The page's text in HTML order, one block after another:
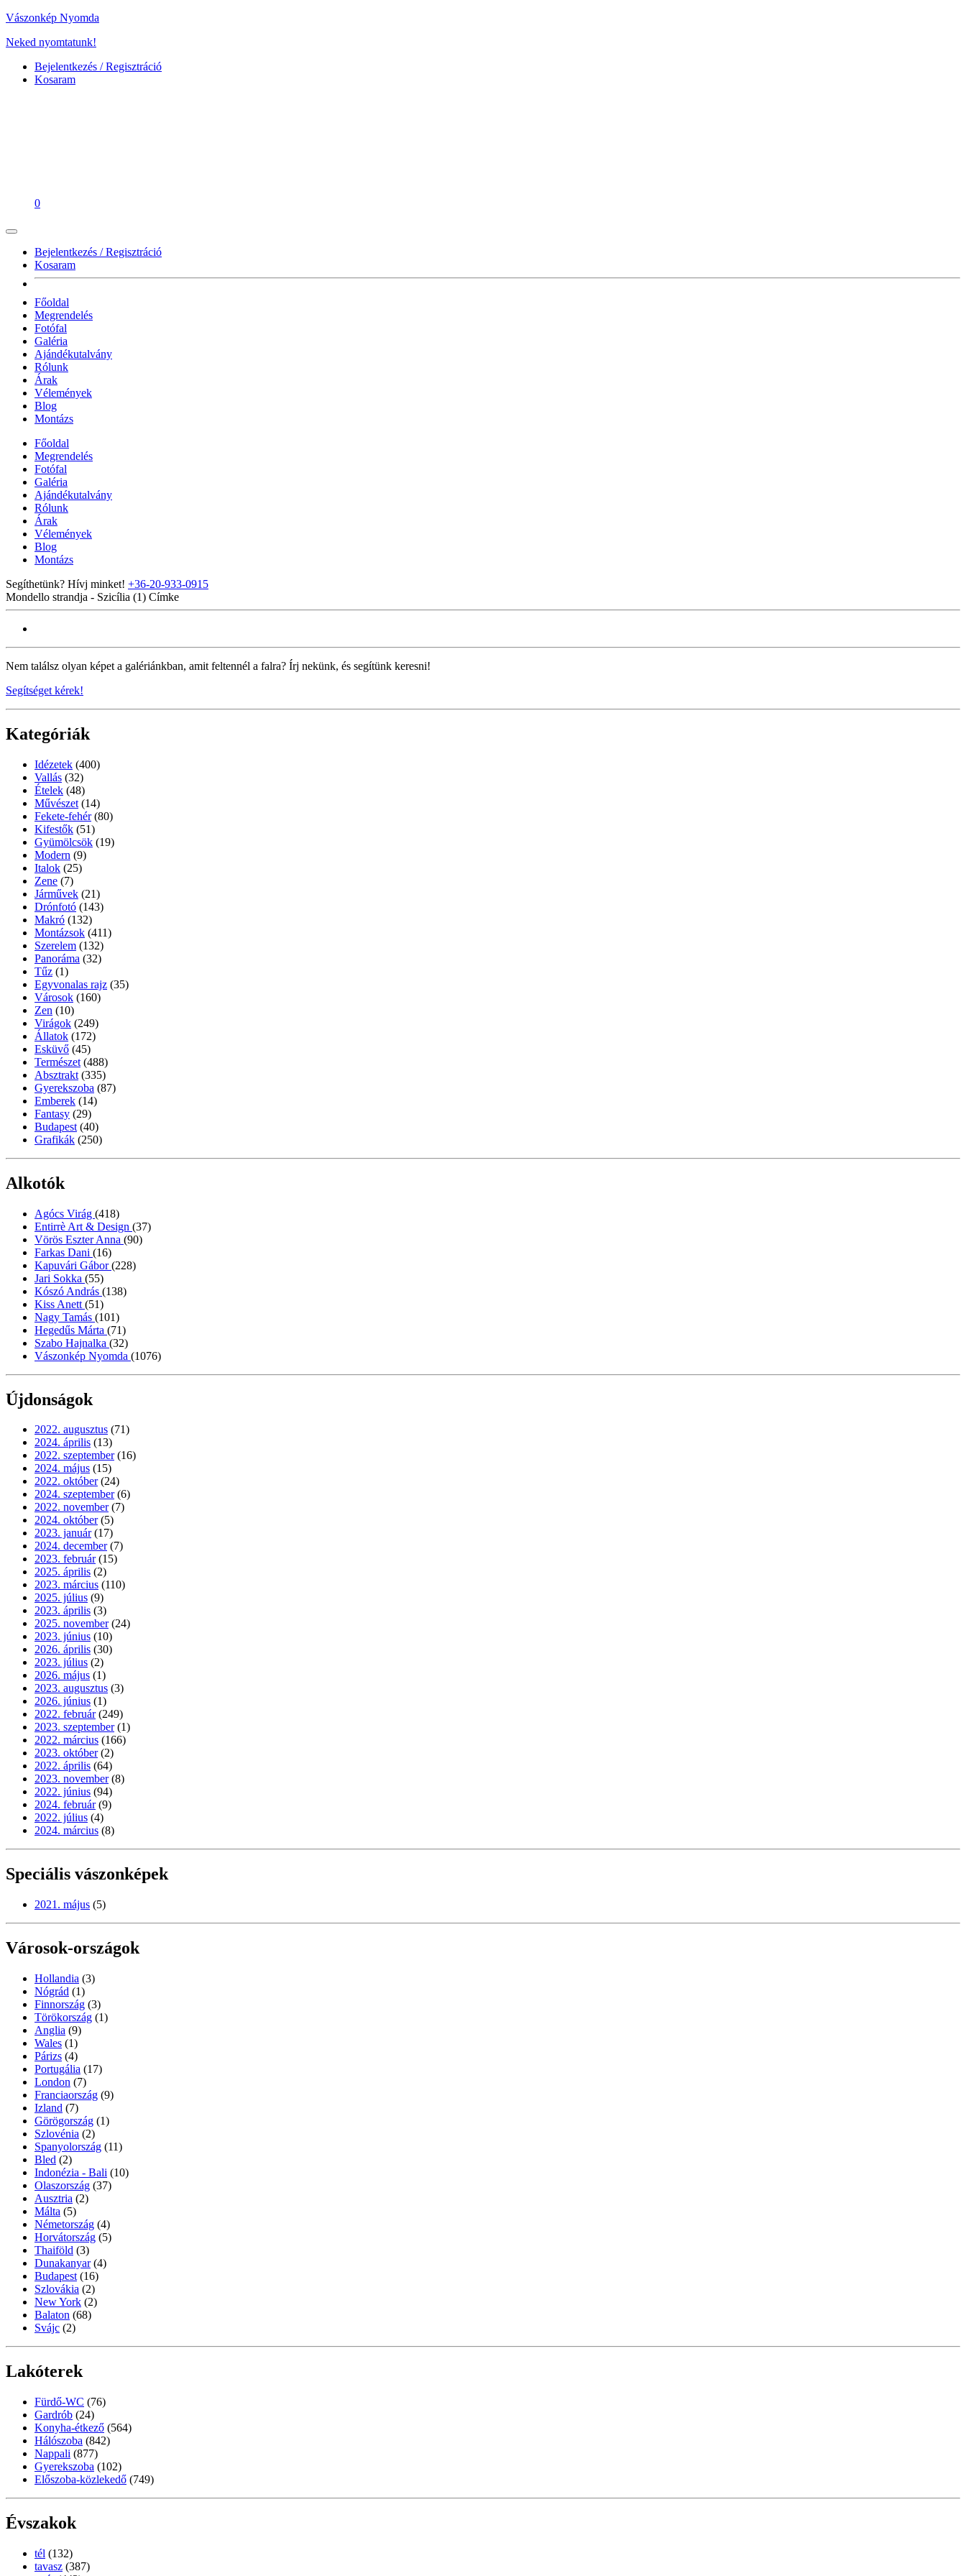
Vászonkép Nyomda
Neked nyomtatunk!
Bejelentkezés / Regisztráció
Kosaram
0
Bejelentkezés / Regisztráció
Kosaram
Főoldal
Megrendelés
Fotófal
Galéria
Ajándékutalvány
Rólunk
Árak
Vélemények
Blog
Montázs
Főoldal
Megrendelés
Fotófal
Galéria
Ajándékutalvány
Rólunk
Árak
Vélemények
Blog
Montázs
Segíthetünk? Hívj minket! +36-20-933-0915
Mondello strandja - Szicília (1) Címke
Nem találsz olyan képet a galériánkban, amit feltennél a falra? Írj nekünk, és segítünk keresni!
Segítséget kérek!
Kategóriák
Idézetek (400)
Vallás (32)
Ételek (48)
Művészet (14)
Fekete-fehér (80)
Kifestők (51)
Gyümölcsök (19)
Modern (9)
Italok (25)
Zene (7)
Járművek (21)
Drónfotó (143)
Makró (132)
Montázsok (411)
Szerelem (132)
Panoráma (32)
Tűz (1)
Egyvonalas rajz (35)
Városok (160)
Zen (10)
Virágok (249)
Állatok (172)
Esküvő (45)
Természet (488)
Absztrakt (335)
Gyerekszoba (87)
Emberek (14)
Fantasy (29)
Budapest (40)
Grafikák (250)
Alkotók
Agócs Virág (418)
Entirrè Art & Design (37)
Vörös Eszter Anna (90)
Farkas Dani (16)
Kapuvári Gábor(228)
Jari Sokka (55)
Kószó András (138)
Kiss Anett (51)
Nagy Tamás (101)
Hegedűs Márta (71)
Szabo Hajnalka (32)
Vászonkép Nyomda (1076)
Újdonságok
2022. augusztus (71)
2024. április (13)
2022. szeptember (16)
2024. május (15)
2022. október (24)
2024. szeptember (6)
2022. november (7)
2024. október (5)
2023. január (17)
2024. december (7)
2023. február (15)
2025. április (2)
2023. március (110)
2025. július (9)
2023. április (3)
2025. november (24)
2023. június (10)
2026. április (30)
2023. július (2)
2026. május (1)
2023. augusztus (3)
2026. június (1)
2022. február (249)
2023. szeptember (1)
2022. március (166)
2023. október (2)
2022. április (64)
2023. november (8)
2022. június (94)
2024. február (9)
2022. július (4)
2024. március (8)
Speciális vászonképek
2021. május (5)
Városok-országok
Hollandia (3)
Nógrád (1)
Finnország (3)
Törökország (1)
Anglia (9)
Wales (1)
Párizs (4)
Portugália (17)
London (7)
Franciaország (9)
Izland (7)
Görögország (1)
Szlovénia (2)
Spanyolország (11)
Bled (2)
Indonézia - Bali (10)
Olaszország (37)
Ausztria (2)
Málta (5)
Németország (4)
Horvátország (5)
Thaiföld (3)
Dunakanyar (4)
Budapest (16)
Szlovákia (2)
New York (2)
Balaton (68)
Svájc (2)
Lakóterek
Fürdő-WC (76)
Gardrób (24)
Konyha-étkező (564)
Hálószoba (842)
Nappali (877)
Gyerekszoba (102)
Előszoba-közlekedő (749)
Évszakok
tél (132)
tavasz (387)